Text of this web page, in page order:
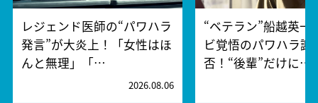
レジェンド医師の“パワハラ
発言”が大炎上！「女性はほ
んと無理」「…
2026.08.06
“ベテラン”船越英一
ビ覚悟のパワハラ謝
否！“後輩”だけに…